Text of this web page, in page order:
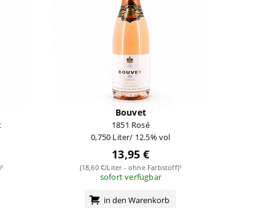
Bouvet
1851 Rosé
0,750 Liter/ 12.5% vol
13,95 €
(18,60 €/Liter - ohne Farbstoff)¹
sofort verfügbar
in den Warenkorb